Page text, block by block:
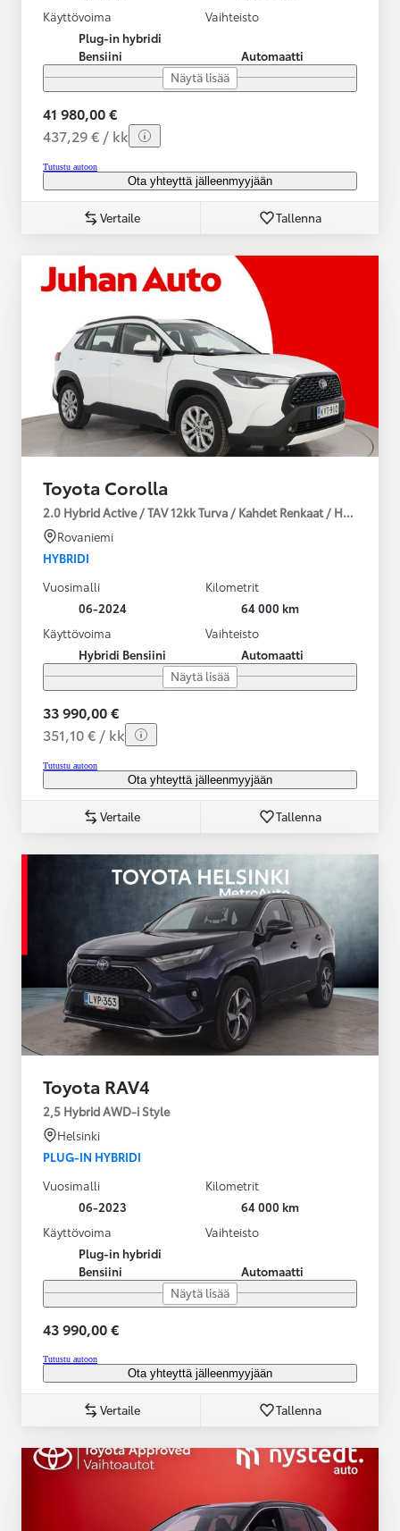
Käyttövoima
Plug-in hybridi
Bensiini
Vaihteisto
Automaatti
Näytä lisää
41 980,00 €
437,29 € / kk
Tutustu autoon
Ota yhteyttä jälleenmyyjään
Vertaile Tallenna
Toyota Corolla
2.0 Hybrid Active / TAV 12kk Turva / Kahdet Renkaat /
Rovaniemi
HYBRIDI
Vuosimalli
06-2024
Kilometrit
64 000 km
Käyttövoima
Hybridi Bensiini
Vaihteisto
Automaatti
Näytä lisää
33 990,00 €
351,10 € / kk
Tutustu autoon
Ota yhteyttä jälleenmyyjään
Vertaile Tallenna
Toyota RAV4
2,5 Hybrid AWD-i Style
Helsinki
PLUG-IN HYBRIDI
Vuosimalli
06-2023
Kilometrit
64 000 km
Käyttövoima
Plug-in hybridi
Bensiini
Vaihteisto
Automaatti
Näytä lisää
43 990,00 €
Tutustu autoon
Ota yhteyttä jälleenmyyjään
Vertaile Tallenna